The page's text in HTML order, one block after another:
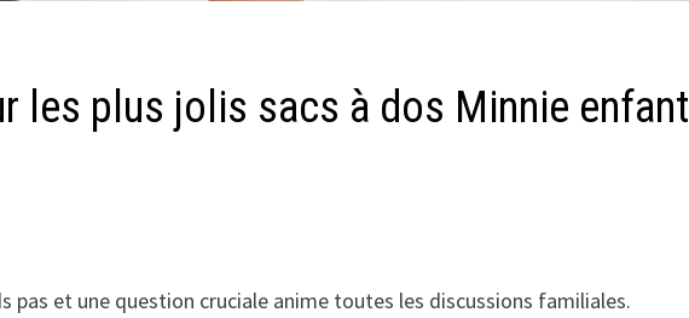
les plus jolis sacs à dos Minnie enfant
pas et une question cruciale anime toutes les discussions familiales.